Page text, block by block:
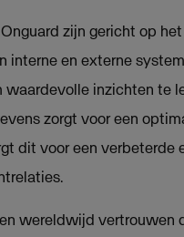
zijn gericht op
interne en externe
inzichten te
zorgt voor een
dit voor een
wereldwijd